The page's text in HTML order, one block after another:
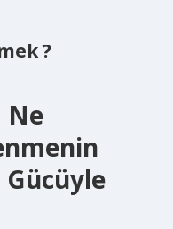
?
Ne